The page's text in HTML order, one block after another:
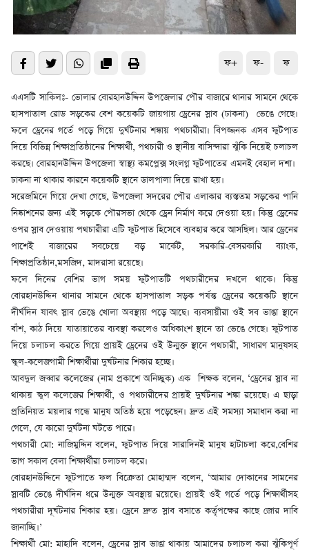
ফ+ ফ- ফ
এএসটি সাকিলঃ- ভোলার বোরহানউদ্দিন উপজেলার পৌর বাজারে থানার সামনে থেকে
হাসপাতাল রোড সড়কের বেশ কয়েকটি জায়গায় ড্রেনের স্লাব (ঢাকনা) ভেঙে গেছে।
ফলে ড্রেনের গর্তে পড়ে গিয়ে দুর্ঘটনার শঙ্কায় পথচারীরা। বিপজ্জনক এসব ফুটপাত
দিয়ে বিভিন্ন শিক্ষাপ্রতিষ্ঠানের শিক্ষার্থী, পথচারী ও স্থানীয় বাসিন্দারা ঝুঁকি নিয়েই চলাচল
করছে। বোরহানউদ্দিন উপজেলা স্বাস্থ্য কমপ্লেক্স সংলগ্ন ফুটপাতের এমনই বেহাল দশা।
ঢাকনা না থাকার কারনে কয়েকটি স্থানে ডালপালা দিয়ে রাখা হয়।
সরেজমিনে গিয়ে দেখা গেছে, উপজেলা সদরের পৌর এলাকার ব্যস্ততম সড়কের পানি
নিষ্কাশনের জন্য এই সড়কে পৌরসভা থেকে ড্রেন নির্মাণ করে দেওয়া হয়। কিন্তু ড্রেনের
ওপর স্লাব দেওয়ায় পথচারীরা এটি ফুটপাত হিসেবে ব্যবহার করে আসছিল। আর ড্রেনের
পাশেই বাজারের সবচেয়ে বড় মার্কেট, সরকারি-বেসরকারি ব্যাংক,
শিক্ষাপ্রতিষ্ঠান,মসজিদ, মাদরাসা রয়েছে।
ফলে দিনের বেশির ভাগ সময় ফুটপাতটি পথচারীদের দখলে থাকে। কিন্তু
বোরহানউদ্দিন থানার সামনে থেকে হাসপাতাল সড়ক পর্যন্ত ড্রেনের কয়েকটি স্থানে
দীর্ঘদিন যাবৎ স্লাব ভেঙে খোলা অবস্থায় পড়ে আছে। ব্যবসায়ীরা ওই সব ভাঙা স্থানে
বাঁশ, কাঠ দিয়ে যাতায়াতের ব্যবস্থা করলেও অধিকাংশ স্থানে তা ভেঙে গেছে। ফুটপাত
দিয়ে চলাচল করতে গিয়ে প্রায়ই ড্রেনের ওই উন্মুক্ত স্থানে পথচারী, সাধারণ মানুষসহ
স্কুল-কলেজগামী শিক্ষার্থীরা দুর্ঘটনার শিকার হচ্ছে।
আবদুল জব্বার কলেজের (নাম প্রকাশে অনিচ্ছুক) এক শিক্ষক বলেন, ‘ড্রেনের স্লাব না
থাকায় স্কুল কলেজের শিক্ষার্থী, ও পথচারীদের প্রায়ই দুর্ঘটনার শঙ্কা রয়েছে। এ ছাড়া
প্রতিনিয়ত ময়লার গন্ধে মানুষ অতিষ্ঠ হয়ে পড়েছেন। দ্রুত এই সমস্যা সমাধান করা না
গেলে, যে কারো দুর্ঘটনা ঘটতে পারে।
পথচারী মো: নাজিমুদ্দিন বলেন, ফুটপাত দিয়ে সারাদিনই মানুষ হাটাচলা করে,বেশির
ভাগ সকাল বেলা শিক্ষার্থীরা চলাচল করে।
বোরহানউদ্দিনে ফুটপাতে ফল বিক্রেতা মোহাম্মদ বলেন, ‘আমার দোকানের সামনের
স্লাবটি ভেঙে দীর্ঘদিন ধরে উন্মুক্ত অবস্থায় রয়েছে। প্রায়ই ওই গর্তে পড়ে শিক্ষার্থীসহ
পথচারীরা দূর্ঘটনার শিকার হয়। ড্রেনে দ্রুত স্লাব বসাতে কর্তৃপক্ষের কাছে জোর দাবি
জানাচ্ছি।’
শিক্ষার্থী মো: মাহাদি বলেন, ড্রেনের স্লাব ভাঙা থাকায় আমাদের চলাচল করা ঝুঁকিপূর্ণ